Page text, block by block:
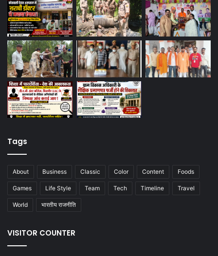
Tags
About Business Classic Color Content Foods
Games Life Style Team Tech Timeline Travel
World भारतीय राजनीति
VISITOR COUNTER